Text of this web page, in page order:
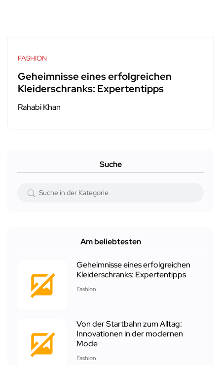
FASHION
Geheimnisse eines erfolgreichen
Kleiderschranks: Expertentipps
Rahabi Khan
Suche
Am beliebtesten
Geheimnisse eines erfolgreichen
Kleiderschranks: Expertentipps
Fashion
Von der Startbahn zum Alltag:
Innovationen in der modernen
Mode
Fashion